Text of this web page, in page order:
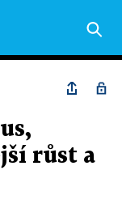
růst a